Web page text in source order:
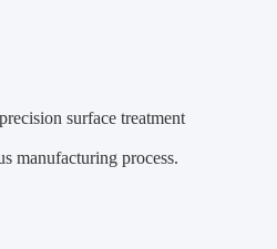
surface treatment
manufacturing process.